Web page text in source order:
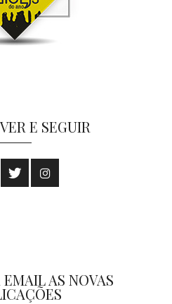
E SEGUIR
AS NOVAS